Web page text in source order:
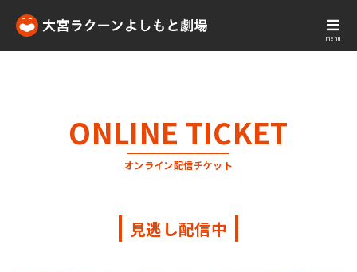
menu
ONLINE TICKET
オンライン配信チケット
見逃し配信中